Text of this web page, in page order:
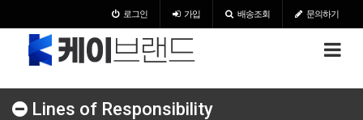
로그인 가입 배송조회 문의하기
Lines of Responsibility